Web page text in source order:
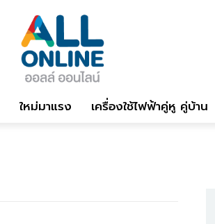
ใหม่มาแรง เครื่องใช้ไฟฟ้าคู่หู คู่บ้าน